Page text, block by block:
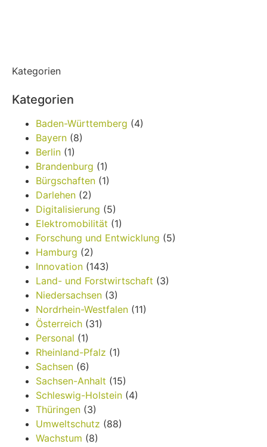
Kategorien
Kategorien
Baden-Württemberg (4)
Bayern (8)
Berlin (1)
Brandenburg (1)
Bürgschaften (1)
Darlehen (2)
Digitalisierung (5)
Elektromobilität (1)
Forschung und Entwicklung (5)
Hamburg (2)
Innovation (143)
Land- und Forstwirtschaft (3)
Niedersachsen (3)
Nordrhein-Westfalen (11)
Österreich (31)
Personal (1)
Rheinland-Pfalz (1)
Sachsen (6)
Sachsen-Anhalt (15)
Schleswig-Holstein (4)
Thüringen (3)
Umweltschutz (88)
Wachstum (8)